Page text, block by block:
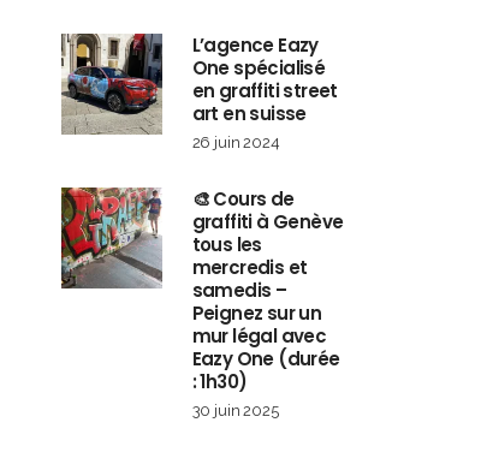
L’agence Eazy
One spécialisé
en graffiti street
art en suisse
26 juin 2024
🎨 Cours de
graffiti à Genève
tous les
mercredis et
samedis –
Peignez sur un
mur légal avec
Eazy One (durée
: 1h30)
30 juin 2025